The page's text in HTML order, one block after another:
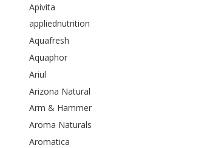
Apivita
appliednutrition
Aquafresh
Aquaphor
Ariul
Arizona Natural
Arm & Hammer
Aroma Naturals
Aromatica